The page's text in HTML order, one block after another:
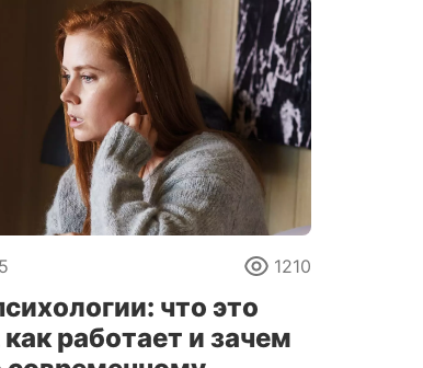
1210
что это
как работает и зачем